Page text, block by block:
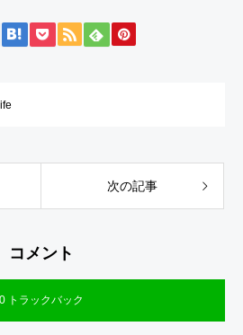
次の記事
コメント
0 トラックバック